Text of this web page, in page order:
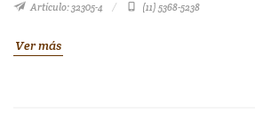
Artículo: 32305-4 (11) 5368-5238
Ver más